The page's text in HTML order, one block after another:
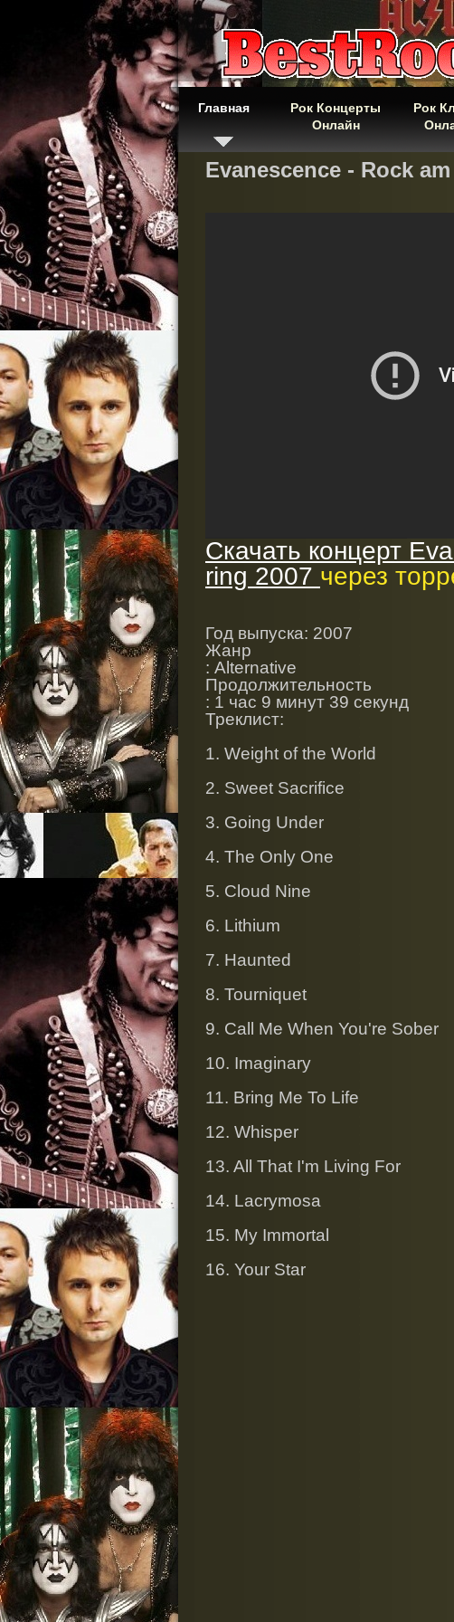
Главная
Рок Концерты
Онлайн
Рок
Evanescence - Rock
Скачать концерт
ring 2007 через
Год выпуска: 2007
Жанр
: Alternative
Продолжительность
: 1 час 9 минут 39 секунд
Треклист:
1. Weight of the World
2. Sweet Sacrifice
3. Going Under
4. The Only One
5. Cloud Nine
6. Lithium
7. Haunted
8. Tourniquet
9. Call Me When You're Sober
10. Imaginary
11. Bring Me To Life
12. Whisper
13. All That I'm Living For
14. Lacrymosa
15. My Immortal
16. Your Star